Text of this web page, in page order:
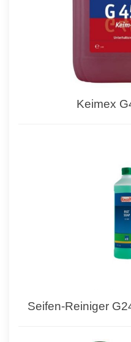
Keimex
Seifen-Reiniger